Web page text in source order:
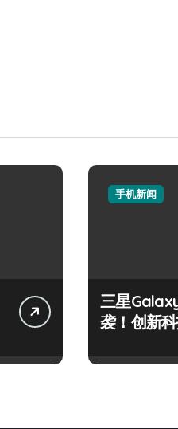
手机新闻
三星
袭！创新